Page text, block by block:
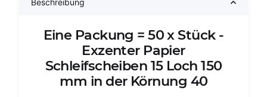
Beschreibung
Eine Packung = 50 x Stück -
Exzenter Papier
Schleifscheiben 15 Loch 150
mm in der Körnung 40